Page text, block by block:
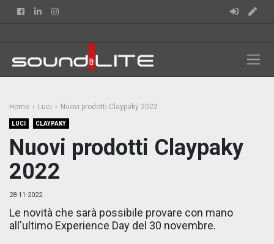
FacebookLinkedin
Home Luci Nuovi prodotti Claypaky 2022
LUCI CLAYPAKY
Nuovi prodotti Claypaky
2022
28-11-2022
Le novità che sarà possibile provare con mano
all'ultimo Experience Day del 30 novembre.